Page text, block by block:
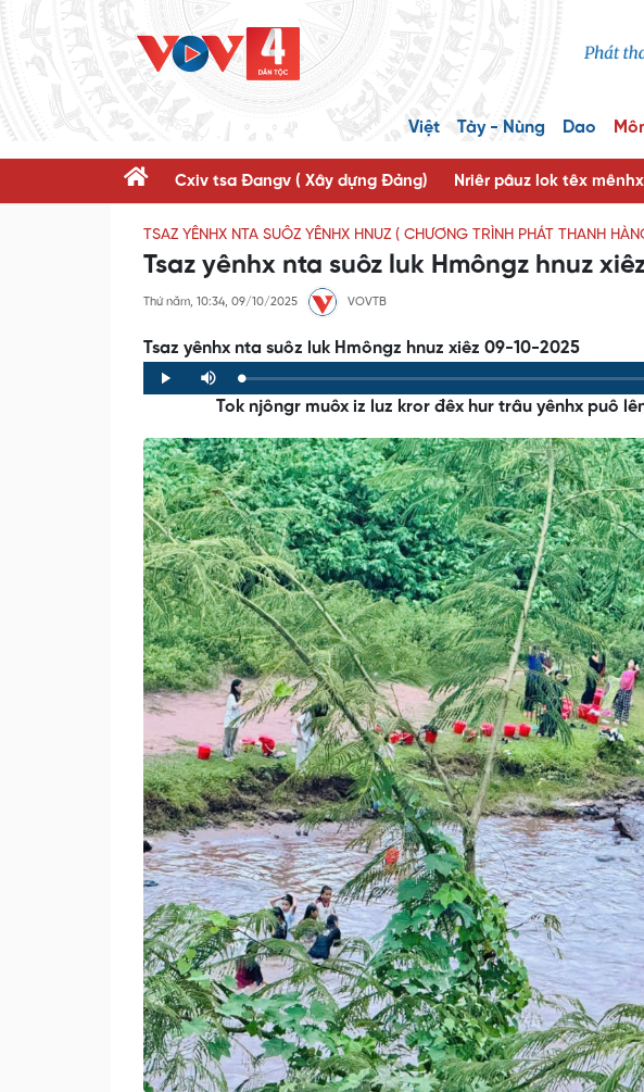
Việt Tày - Nùng Dao
Cxiv tsa Đangv ( Xây dựng Đảng) Nriêr pâuz lok têx
TSAZ YÊNHX NTA SUÔZ YÊNHX HNUZ ( CHƯƠNG TRÌNH PHÁT THANH
Tsaz yênhx nta suôz luk Hmôngz hnuz
Thứ năm, 10:34, 09/10/2025 VOVTB
Tsaz yênhx nta suôz luk Hmôngz hnuz xiêz 09-10-2025
Play Mute Loaded:
0%
Progress:
0%
Tok njôngr muôx iz luz kror đêx hur trâu yênhx puô